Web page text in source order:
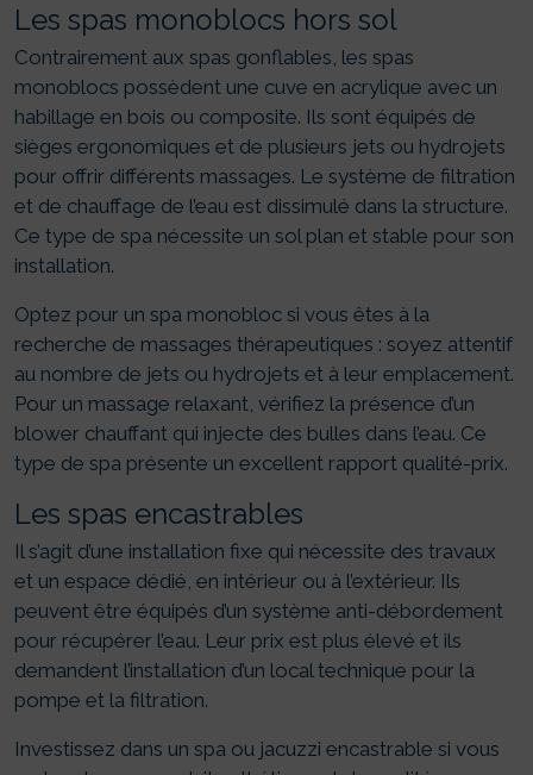
Les spas monoblocs hors sol
Contrairement aux spas gonflables, les spas
monoblocs possèdent une cuve en acrylique avec un
habillage en bois ou composite. Ils sont équipés de
sièges ergonomiques et de plusieurs jets ou hydrojets
pour offrir différents massages. Le système de filtration
et de chauffage de l’eau est dissimulé dans la structure.
Ce type de spa nécessite un sol plan et stable pour son
installation.
Optez pour un spa monobloc si vous êtes à la
recherche de massages thérapeutiques : soyez attentif
au nombre de jets ou hydrojets et à leur emplacement.
Pour un massage relaxant, vérifiez la présence d’un
blower chauffant qui injecte des bulles dans l’eau. Ce
type de spa présente un excellent rapport qualité-prix.
Les spas encastrables
Il s’agit d’une installation fixe qui nécessite des travaux
et un espace dédié, en intérieur ou à l’extérieur. Ils
peuvent être équipés d’un système anti-débordement
pour récupérer l’eau. Leur prix est plus élevé et ils
demandent l’installation d’un local technique pour la
pompe et la filtration.
Investissez dans un spa ou jacuzzi encastrable si vous